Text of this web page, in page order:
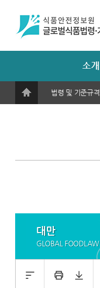
소개
법령 및 기준규격
대만
GLOBAL FOODLAW